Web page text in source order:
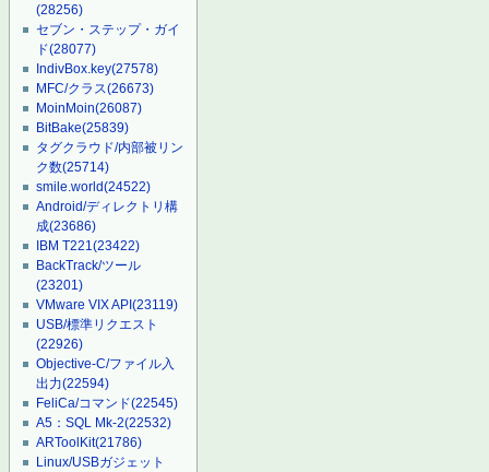
(28256)
セブン・ステップ・ガイ
ド(28077)
IndivBox.key(27578)
MFC/クラス(26673)
MoinMoin(26087)
BitBake(25839)
タグクラウド/内部被リン
ク数(25714)
smile.world(24522)
Android/ディレクトリ構
成(23686)
IBM T221(23422)
BackTrack/ツール
(23201)
VMware VIX API(23119)
USB/標準リクエスト
(22926)
Objective-C/ファイル入
出力(22594)
FeliCa/コマンド(22545)
A5：SQL Mk-2(22532)
ARToolKit(21786)
Linux/USBガジェット